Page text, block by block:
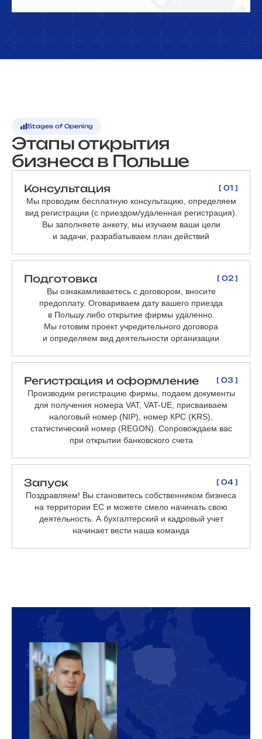
Stages of Opening
Этапы открытия
бизнеса в Польше
Консультация [ 01 ]
Мы проводим бесплатную консультацию, определяем
вид регистрации (с приездом/удаленная регистрация).
Вы заполняете анкету, мы изучаем ваши цели
и задачи, разрабатываем план действий
Подготовка [ 02 ]
Вы ознакамливаетесь с договором, вносите
предоплату. Оговариваем дату вашего приезда
в Польшу либо открытие фирмы удаленно.
Мы готовим проект учредительного договора
и определяем вид деятельности организации
Регистрация и оформление [ 03 ]
Производим регистрацию фирмы, подаем документы
для получения номера VAT, VAT-UE, присваиваем
налоговый номер (NIP), номер КРС (KRS),
статистический номер (REGON). Сопровождаем вас
при открытии банковского счета
Запуск [ 04 ]
Поздравляем! Вы становитесь собственником бизнеса
на территории ЕС и можете смело начинать свою
деятельность. А бухгалтерский и кадровый учет
начинает вести наша команда